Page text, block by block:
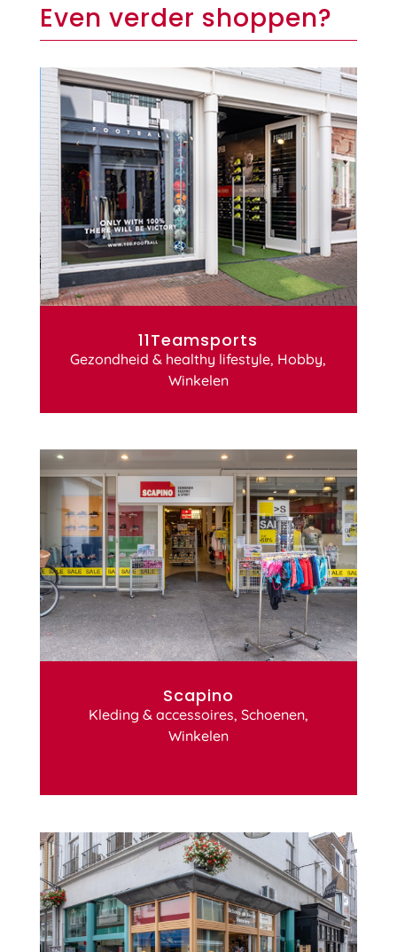
Even verder shoppen?
11Teamsports
Gezondheid & healthy lifestyle, Hobby,
Winkelen
Scapino
Kleding & accessoires, Schoenen,
Winkelen